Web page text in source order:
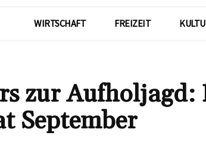
WIRTSCHAFT FREIZEIT
zur
September